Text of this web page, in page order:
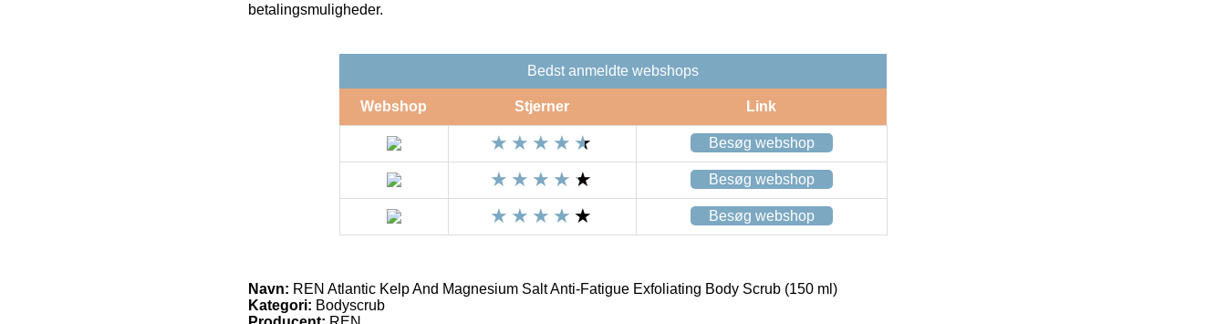
betalingsmuligheder.
Bedst anmeldte webshops
Webshop Stjerner Link
Besøg webshop
Besøg webshop
Besøg webshop
Navn: REN Atlantic Kelp And Magnesium Salt Anti-Fatigue Exfoliating Body Scrub (150 ml)
Kategori: Bodyscrub